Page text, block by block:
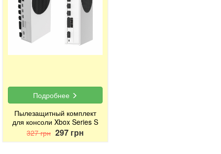
Подробнее
Пылезащитный комплект
для консоли Xbox Series S
327 грн 297 грн